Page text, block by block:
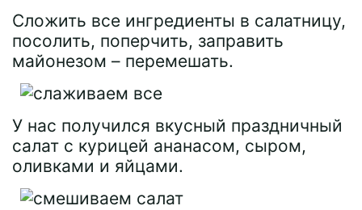
Сложить все ингредиенты в салатницу,
посолить, поперчить, заправить
майонезом – перемешать.
У нас получился вкусный праздничный
салат с курицей ананасом, сыром,
оливками и яйцами.